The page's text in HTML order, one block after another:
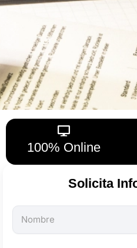
100% Online
Solicita
Todos
los